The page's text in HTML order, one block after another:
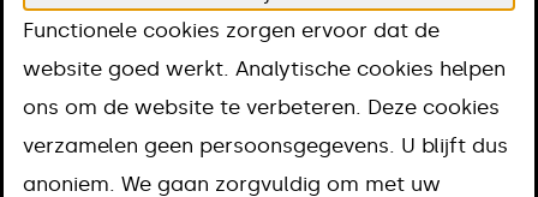
Home Regelen Bouwen en verbouwen
Bouwen en
verbouwen
Functionele cookies zorgen ervoor dat de
website goed werkt. Analytische cookies helpen
ons om de website te verbeteren. Deze cookies
verzamelen geen persoonsgegevens. U blijft dus
anoniem. We gaan zorgvuldig om met uw